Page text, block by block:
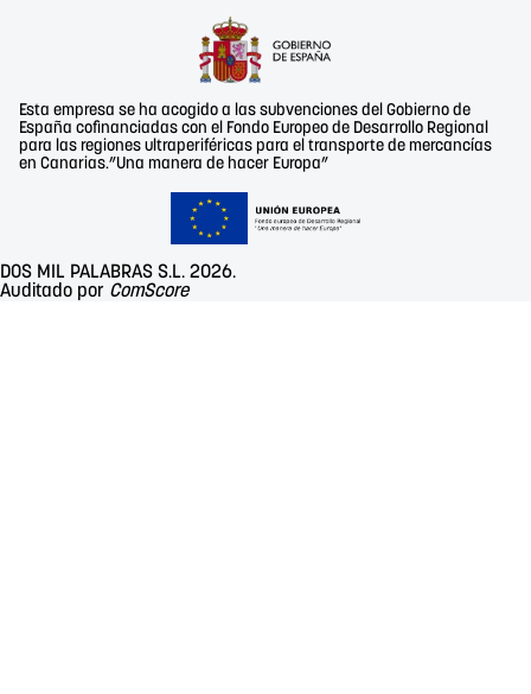
Esta empresa se ha acogido a las subvenciones del Gobierno de
España cofinanciadas con el Fondo Europeo de Desarrollo Regional
para las regiones ultraperiféricas para el transporte de mercancías
en Canarias.”Una manera de hacer Europa”
DOS MIL PALABRAS S.L. 2026.
Auditado por ComScore